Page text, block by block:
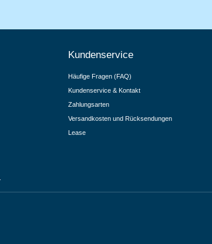
Kundenservice
Häufige Fragen (FAQ)
Kundenservice & Kontakt
Zahlungsarten
Versandkosten und Rücksendungen
Lease